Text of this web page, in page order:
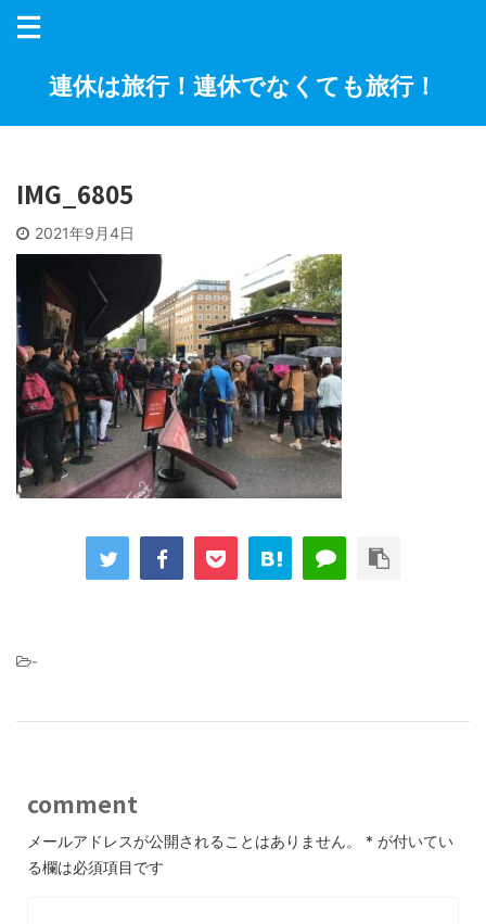
連休は旅行！連休でなくても旅行！
IMG_6805
2021年9月4日
-
comment
メールアドレスが公開されることはありません。 * が付いてい
る欄は必須項目です